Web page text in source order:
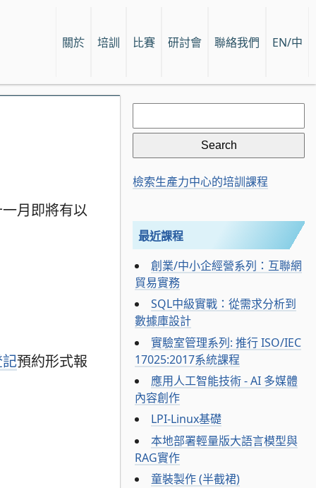
關於 培訓 比賽 研討會 聯絡我們 EN/中
月即將有以
預約形式報
Search
for:
檢索生產力中心的培訓課程
最近課程
創業/中小企經營系列：互聯網
貿易實務
SQL中級實戰：從需求分析到
數據庫設計
實驗室管理系列: 推行 ISO/IEC
17025:2017系統課程
應用人工智能技術 - AI 多媒體
內容創作
LPI-Linux基礎
本地部署輕量版大語言模型與
RAG實作
童裝製作 (半截裙)